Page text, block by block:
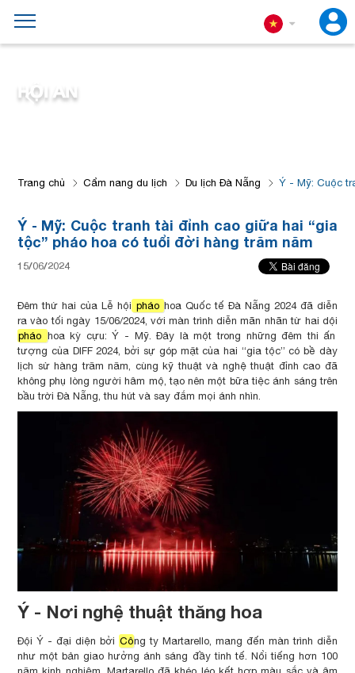
HỘI AN
Trang chủ Cẩm nang du lịch Du lịch Đà Nẵng Ý - Mỹ: Cuộc
Ý - Mỹ: Cuộc tranh tài đỉnh cao giữa hai “gia
tộc” pháo hoa có tuổi đời hàng trăm năm
15/06/2024
Đêm thứ hai của Lễ hội pháo hoa Quốc tế Đà Nẵng 2024 đã diễn
ra vào tối ngày 15/06/2024, với màn trình diễn mãn nhãn từ hai dội
pháo hoa kỳ cựu: Ý - Mỹ. Đây là một trong những đêm thi ấn
tượng của DIFF 2024, bởi sự góp mặt của hai “gia tộc” có bề dày
lịch sử hàng trăm năm, cùng kỹ thuật và nghệ thuật đỉnh cao đã
không phụ lòng người hâm mộ, tạo nên một bữa tiệc ánh sáng trên
bầu trời Đà Nẵng, thu hút và say đắm mọi ánh nhìn.
Ý - Nơi nghệ thuật thăng hoa
Đội Ý - đại diện bởi Công ty Martarello, mang đến màn trình diễn
như một bản giao hưởng ánh sáng đầy tinh tế. Nổi tiếng hơn 100